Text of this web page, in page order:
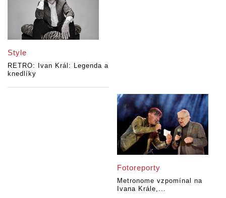
Style
RETRO: Ivan Král: Legenda a
knedlíky
Fotoreporty
Metronome vzpomínal na
Ivana Krále,...